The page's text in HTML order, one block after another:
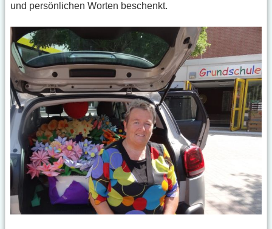
und persönlichen Worten beschenkt.